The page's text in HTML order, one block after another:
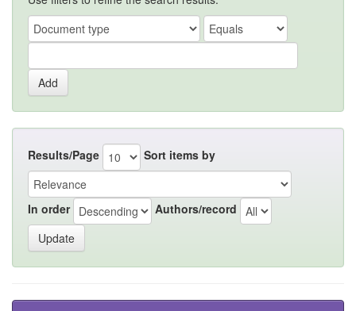
Results/Page Sort items by
In order Authors/record